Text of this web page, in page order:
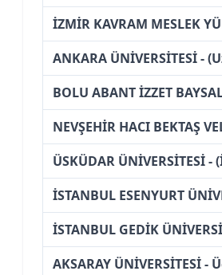
İZMİR KAVRAM MESLEK
ANKARA ÜNİVERSİTESİ -
BOLU ABANT İZZET
NEVŞEHİR HACI BEKTAŞ
ÜSKÜDAR ÜNİVERSİTESİ
İSTANBUL ESENYURT
İSTANBUL GEDİK
AKSARAY ÜNİVERSİTESİ -